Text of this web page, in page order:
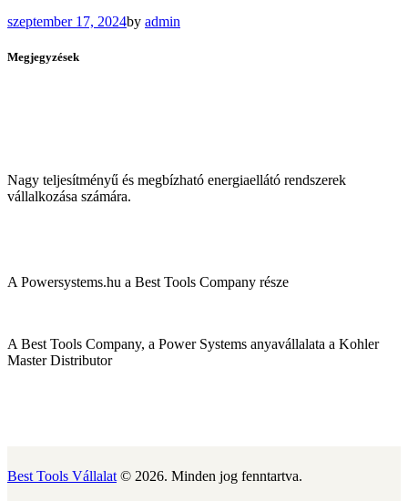
szeptember 17, 2024by admin
Megjegyzések
Nagy teljesítményű és megbízható energiaellátó rendszerek
vállalkozása számára.
A Powersystems.hu a Best Tools Company része
A Best Tools Company, a Power Systems anyavállalata a Kohler
Master Distributor
Best Tools Vállalat © 2026. Minden jog fenntartva.